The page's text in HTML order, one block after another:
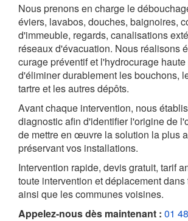
Nous prenons en charge le
éviers, lavabos, douches, baignoires,
d'immeuble, regards, canalisations
réseaux d'évacuation. Nous réalisons
curage préventif et l'hydrocurage
d'éliminer durablement les bouchons,
tartre et les autres dépôts.
Avant chaque intervention, nous
diagnostic afin d'identifier l'origine de
de mettre en œuvre la solution la plus
préservant vos installations.
Intervention rapide, devis gratuit, tarif
toute intervention et déplacement
ainsi que les communes voisines.
Appelez-nous dès maintenant : 01